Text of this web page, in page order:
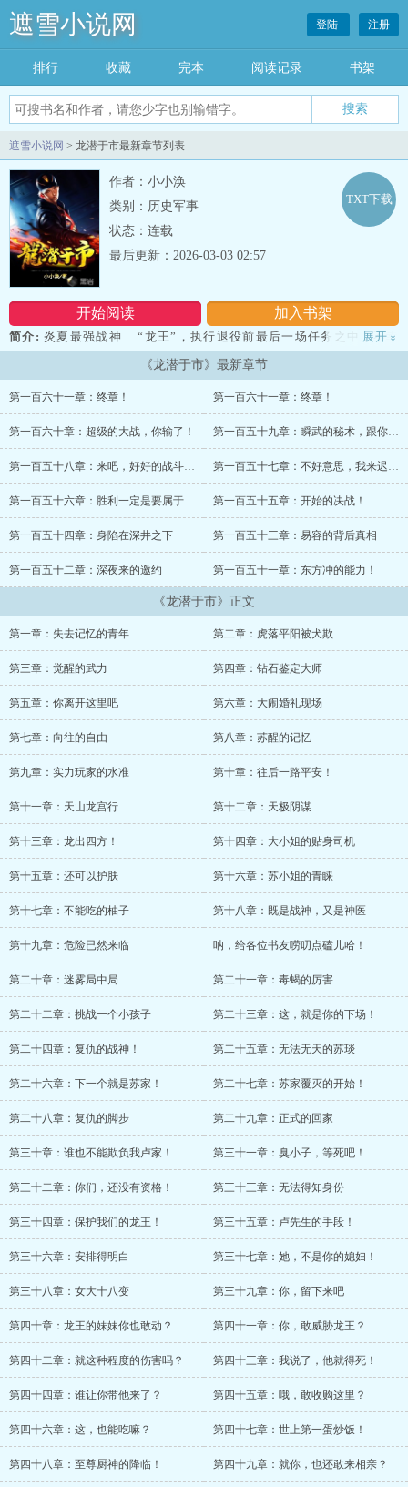
遮雪小说网 登陆 注册
排行 收藏 完本 阅读记录 书架
遮雪小说网 > 龙潜于市最新章节列表
作者：小小涣
类别：历史军事
状态：连载
开始阅读 加入书架
TXT下载
最后更新：2026-03-03 02:57
简介: 炎夏最强战神 “龙王”，执行退役前最后一场任务之中，不幸
遭袭致身受重伤，从此销声匿迹，不知所踪！ 一年之后，在一家包
子店铺内，一位不知身份的流浪失忆青年，逐渐复苏了那丢失的过
去……————等更的诸位兄弟，可以推荐去看下老书《庆贺吧，王
展开 »
《龙潜于市》最新章节
第一百六十一章：终章！ 第一百六十一章：终章！
第一百六十章：超级的大战，你输了！ 第一百五十九章：瞬武的秘术，跟你大战！
第一百五十八章：来吧，好好的战斗一次吧！ 第一百五十七章：不好意思，我来迟了！
第一百五十六章：胜利一定是要属于我！ 第一百五十五章：开始的决战！
第一百五十四章：身陷在深井之下 第一百五十三章：易容的背后真相
第一百五十二章：深夜来的邀约 第一百五十一章：东方冲的能力！
《龙潜于市》正文
第一章：失去记忆的青年 第二章：虎落平阳被犬欺
第三章：觉醒的武力 第四章：钻石鉴定大师
第五章：你离开这里吧 第六章：大闹婚礼现场
第七章：向往的自由 第八章：苏醒的记忆
第九章：实力玩家的水准 第十章：往后一路平安！
第十一章：天山龙宫行 第十二章：天极阴谋
第十三章：龙出四方！ 第十四章：大小姐的贴身司机
第十五章：还可以护肤 第十六章：苏小姐的青睐
第十七章：不能吃的柚子 第十八章：既是战神，又是神医
第十九章：危险已然来临 呐，给各位书友唠叨点磕儿哈！
第二十章：迷雾局中局 第二十一章：毒蝎的厉害
第二十二章：挑战一个小孩子 第二十三章：这，就是你的下场！
第二十四章：复仇的战神！ 第二十五章：无法无天的苏琰
第二十六章：下一个就是苏家！ 第二十七章：苏家覆灭的开始！
第二十八章：复仇的脚步 第二十九章：正式的回家
第三十章：谁也不能欺负我卢家！ 第三十一章：臭小子，等死吧！
第三十二章：你们，还没有资格！ 第三十三章：无法得知身份
第三十四章：保护我们的龙王！ 第三十五章：卢先生的手段！
第三十六章：安排得明白 第三十七章：她，不是你的媳妇！
第三十八章：女大十八变 第三十九章：你，留下来吧
第四十章：龙王的妹妹你也敢动？ 第四十一章：你，敢威胁龙王？
第四十二章：就这种程度的伤害吗？ 第四十三章：我说了，他就得死！
第四十四章：谁让你带他来了？ 第四十五章：哦，敢收购这里？
第四十六章：这，也能吃嘛？ 第四十七章：世上第一蛋炒饭！
第四十八章：至尊厨神的降临！ 第四十九章：就你，也还敢来相亲？